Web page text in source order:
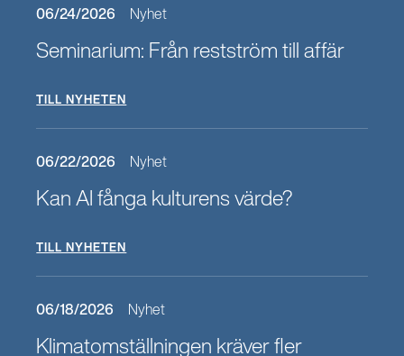
06/24/2026 Nyhet
Seminarium: Från restström till affär
TILL NYHETEN
06/22/2026 Nyhet
Kan AI fånga kulturens värde?
TILL NYHETEN
06/18/2026 Nyhet
Klimatomställningen kräver fler